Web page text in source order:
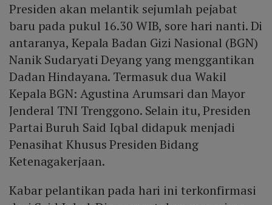
Presiden akan melantik sejumlah pejabat
baru pada pukul 16.30 WIB, sore hari nanti. Di
antaranya, Kepala Badan Gizi Nasional (BGN)
Nanik Sudaryati Deyang yang menggantikan
Dadan Hindayana. Termasuk dua Wakil
Kepala BGN: Agustina Arumsari dan Mayor
Jenderal TNI Trenggono. Selain itu, Presiden
Partai Buruh Said Iqbal didapuk menjadi
Penasihat Khusus Presiden Bidang
Ketenagakerjaan.
Kabar pelantikan pada hari ini terkonfirmasi